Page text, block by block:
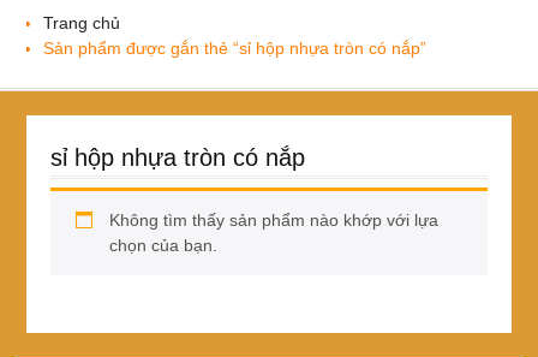
Trang chủ
Sản phẩm được gắn thẻ “sỉ hộp nhựa tròn có nắp”
sỉ hộp nhựa tròn có nắp
Không tìm thấy sản phẩm nào khớp với lựa
chọn của bạn.